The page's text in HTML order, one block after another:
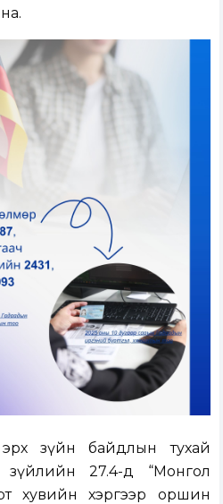
зүйн байдлын тухай
27.4-д “Монгол
хувийн хэргээр оршин